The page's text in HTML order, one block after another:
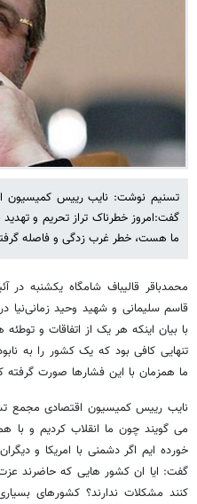
تسنیم نوشت: نایب رییس
گفت:امروز خطرناک تراز تحریم و
ما هست، خطر غرب زدگی و فاصله
محمدباقر قالیباف شامگاه یکشنبه
قاسم سلیمانی و شهید وحید
با بیان اینکه هر یک از اتفاقات و
تنهایی کافی بود که یک کشور را به
ما همزمان با این فشارها صورت
نایب رییس کمیسیون اقتصادی مجمع
می گویند چون ما انقلاب کردیم و با
خورده ایم اگر دشمنی با امریکا و
گفت: ایا ان کشور هایی که حاضرند
کنند مشکلات ندارند؟ کشورهای